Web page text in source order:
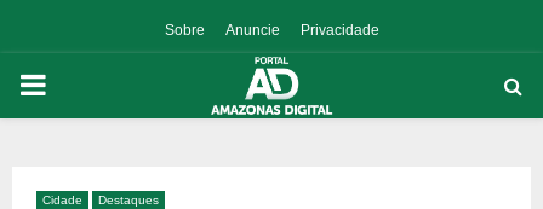
Sobre Anuncie Privacidade
PRIMARY
Cidade Destaques